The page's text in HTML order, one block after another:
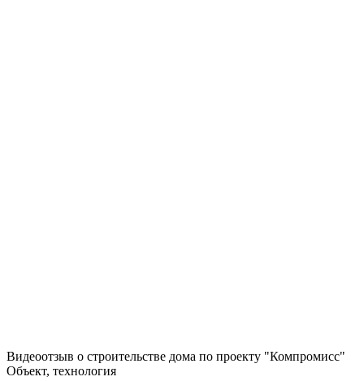
Видеоотзыв о строительстве дома по проекту "Компромисс"
Объект, технология